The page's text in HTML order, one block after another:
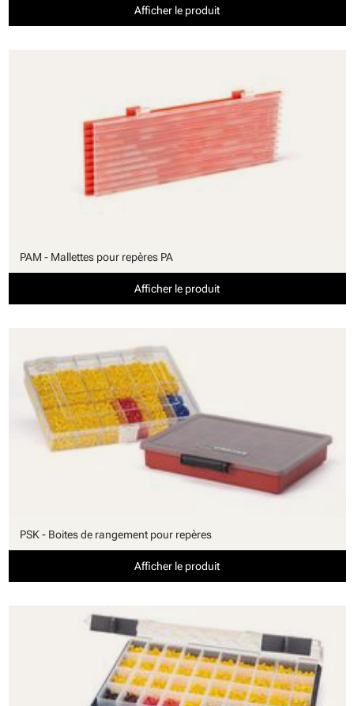
Afficher le produit
PAM - Mallettes pour repères PA
Afficher le produit
PSK - Boites de rangement pour repères
Afficher le produit